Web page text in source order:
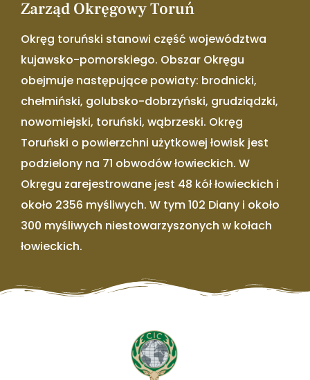
Zarząd Okręgowy Toruń
Okręg toruński stanowi część województwa
kujawsko-pomorskiego. Obszar Okręgu
obejmuje następujące powiaty: brodnicki,
chełmiński, golubsko-dobrzyński, grudziądzki,
nowomiejski, toruński, wąbrzeski. Okręg
Toruński o powierzchni użytkowej łowisk jest
podzielony na 71 obwodów łowieckich. W
Okręgu zarejestrowane jest 48 kół łowieckich i
około 2356 myśliwych. W tym 102 Diany i około
300 myśliwych niestowarzyszonych w kołach
łowieckich.